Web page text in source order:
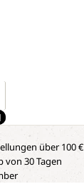
über 100 €
von 30 Tagen